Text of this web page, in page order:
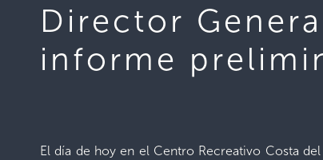
Director
informe
El día de hoy en el Centro Recreativo Costa